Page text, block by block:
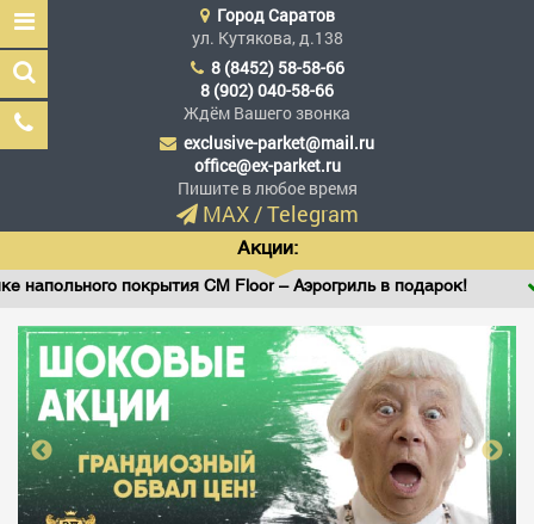
Эксклюзив Паркет
Мы сделали эксклюзив
доступным
ГЛАВНАЯ
АССОРТИМЕНТ
ГородСаратов
ул. Кутякова, д.138
8 (8452) 58-58-66
8 (902) 040-58-66
Ждём Вашего звонка
exclusive-parket@mail.ru
office@ex-parket.ru
Пишите в любое время
MAX/Telegram
Акции:
покрытия CM Floor – Аэрогриль в подарок!